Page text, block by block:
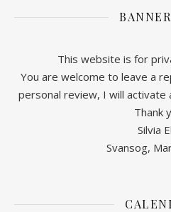
This website is for
You are welcome to leave a
personal review, I will activate
Thank
Silvia
Svansog,